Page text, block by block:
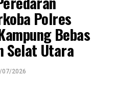
0
Twitter/X 0
pekerjaan
baik sesuai spesifikasi
waktu sehingga
masyarakat,” katanya.
seluruh pihak yang
Polres
Bebas
Selat Utara
07/2026